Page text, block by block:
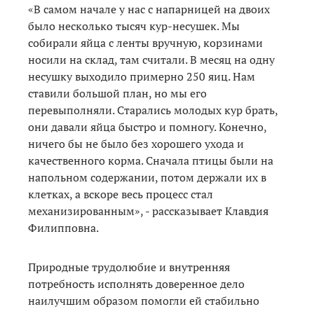
«В самом начале у нас с напарницей на двоих
было несколько тысяч кур-несушек. Мы
собирали яйца с ленты вручную, корзинами
носили на склад, там считали. В месяц на одну
несушку выходило примерно 250 яиц. Нам
ставили большой план, но мы его
перевыполняли. Старались молодых кур брать,
они давали яйца быстро и помногу. Конечно,
ничего бы не было без хорошего ухода и
качественного корма. Сначала птицы были на
напольном содержании, потом держали их в
клетках, а вскоре весь процесс стал
механизированным», - рассказывает Клавдия
Филипповна.
Природные трудолюбие и внутренняя
потребность исполнять доверенное дело
наилучшим образом помогли ей стабильно